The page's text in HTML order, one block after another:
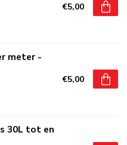
€5,00
meter -
€5,00
30L tot en